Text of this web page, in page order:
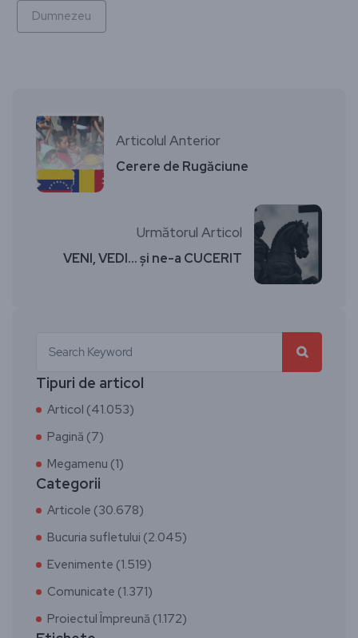
Dumnezeu
Articolul Anterior
Cerere de Rugăciune
Următorul Articol
VENI, VEDI… și ne-a CUCERIT
Tipuri de articol
Articol (41.053)
Pagină (7)
Megamenu (1)
Categorii
Articole (30.678)
Bucuria sufletului (2.045)
Evenimente (1.519)
Comunicate (1.371)
Proiectul Împreună (1.172)